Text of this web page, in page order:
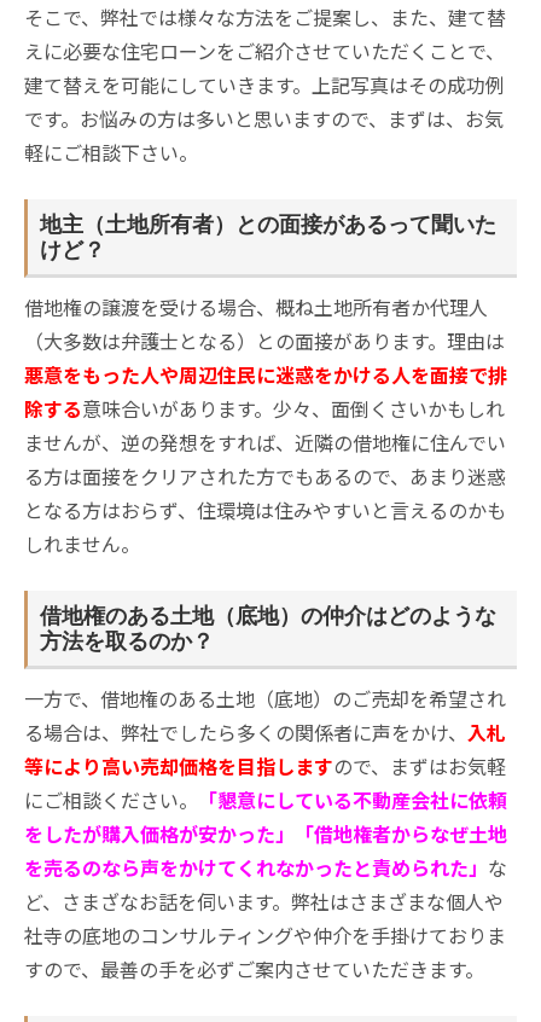
そこで、弊社では様々な方法をご提案し、また、建て替
えに必要な住宅ローンをご紹介させていただくことで、
建て替えを可能にしていきます。上記写真はその成功例
です。お悩みの方は多いと思いますので、まずは、お気
軽にご相談下さい。
地主（土地所有者）との面接があるって聞いた
けど？
借地権の譲渡を受ける場合、概ね土地所有者か代理人
（大多数は弁護士となる）との面接があります。理由は
悪意をもった人や周辺住民に迷惑をかける人を面接で排
除する意味合いがあります。少々、面倒くさいかもしれ
ませんが、逆の発想をすれば、近隣の借地権に住んでい
る方は面接をクリアされた方でもあるので、あまり迷惑
となる方はおらず、住環境は住みやすいと言えるのかも
しれません。
借地権のある土地（底地）の仲介はどのような
方法を取るのか？
一方で、借地権のある土地（底地）のご売却を希望され
る場合は、弊社でしたら多くの関係者に声をかけ、 入札
等により高い売却価格を目指しますので、まずはお気軽
にご相談ください。
「懇意にしている不動産会社に依頼
をしたが購入価格が安かった」「借地権者からなぜ土地
を売るのなら声をかけてくれなかったと責められた」 な
ど、さまざなお話を伺います。弊社はさまざまな個人や
社寺の底地のコンサルティングや仲介を手掛けておりま
すので、最善の手を必ずご案内させていただきます。